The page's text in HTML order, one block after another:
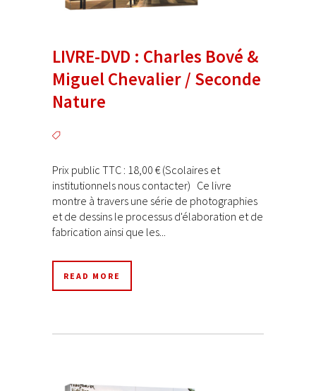
LIVRE-DVD : Charles Bové &
Miguel Chevalier / Seconde
Nature
Prix public TTC : 18,00 € (Scolaires et
institutionnels nous contacter) Ce livre
montre à travers une série de photographies
et de dessins le processus d'élaboration et de
fabrication ainsi que les...
READ MORE